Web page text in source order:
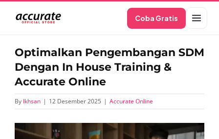
content
Coba Gratis
Optimalkan Pengembangan SDM
Dengan In House Training &
Accurate Online
By Ikhsan | 12 Desember 2025 | Accurate Online
View